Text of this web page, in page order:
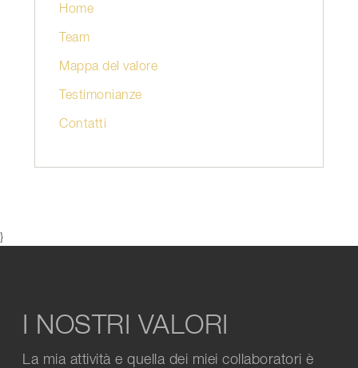
Home
Team
Mappa del valore
Testimonianze
Contatti
}
I NOSTRI VALORI
La mia attività e quella dei miei collaboratori è